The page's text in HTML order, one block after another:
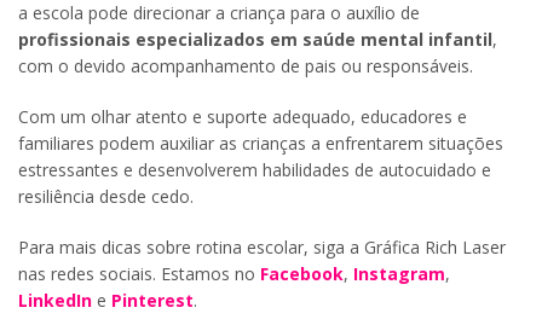
a escola pode direcionar a criança para o auxílio de
profissionais especializados em saúde mental infantil,
com o devido acompanhamento de pais ou responsáveis.
Com um olhar atento e suporte adequado, educadores e
familiares podem auxiliar as crianças a enfrentarem situações
estressantes e desenvolverem habilidades de autocuidado e
resiliência desde cedo.
Para mais dicas sobre rotina escolar, siga a Gráfica Rich Laser
nas redes sociais. Estamos no Facebook, Instagram,
LinkedIn e Pinterest.